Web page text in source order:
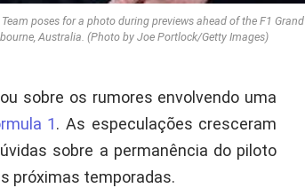
poses for a photo during previews ahead of the F1 Grand
Australia. (Photo by Joe Portlock/Getty Images)
sobre os rumores envolvendo uma
1. As especulações cresceram
sobre a permanência do piloto
próximas temporadas.